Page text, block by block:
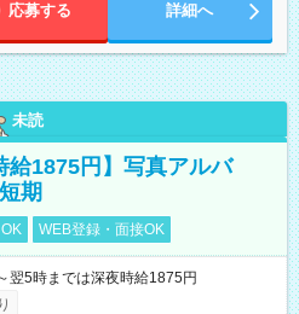
応募する 詳細へ
未読
給1875円】写真アルバ
期
WEB登録・面接OK
翌5時までは深夜時給1875円